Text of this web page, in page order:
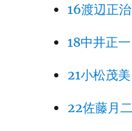
16渡辺正治
18中井正一
21小松茂美
22佐藤月二